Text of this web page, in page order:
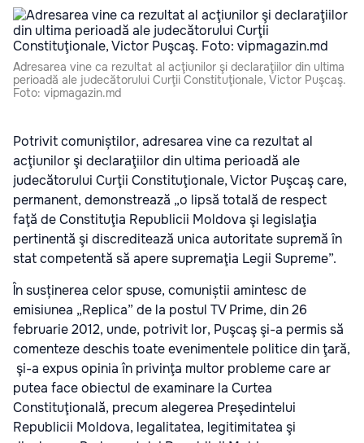
Adresarea vine ca rezultat al acţiunilor şi declaraţiilor din ultima
perioadă ale judecătorului Curţii Constituţionale, Victor Puşcaş.
Foto: vipmagazin.md
Potrivit comuniștilor, adresarea vine ca rezultat al
acţiunilor şi declaraţiilor din ultima perioadă ale
judecătorului Curţii Constituţionale, Victor Puşcaş care,
permanent, demonstrează „o lipsă totală de respect
faţă de Constituţia Republicii Moldova şi legislaţia
pertinentă şi discreditează unica autoritate supremă în
stat competentă să apere supremaţia Legii Supreme”.
În susținerea celor spuse, comuniștii amintesc de
emisiunea „Replica” de la postul TV Prime, din 26
februarie 2012, unde, potrivit lor, Puşcaş şi-a permis să
comenteze deschis toate evenimentele politice din ţară,
şi-a expus opinia în privinţa multor probleme care ar
putea face obiectul de examinare la Curtea
Constituţională, precum alegerea Preşedintelui
Republicii Moldova, legalitatea, legitimitatea şi